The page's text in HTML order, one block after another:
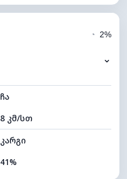
7 (ნათელი)
10240 მ
◔ 2%
⌄
ჩა
8 კმ/სთ
კარგი
41%